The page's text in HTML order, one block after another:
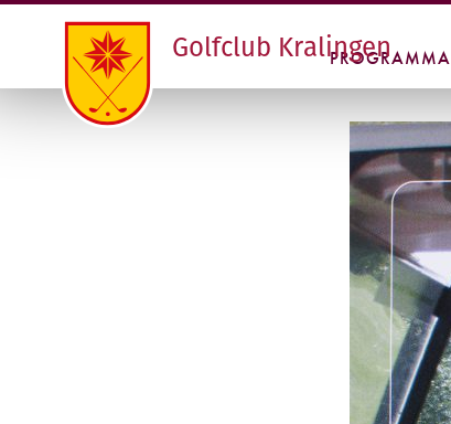
Golfclub KralingenPROGRAMMA